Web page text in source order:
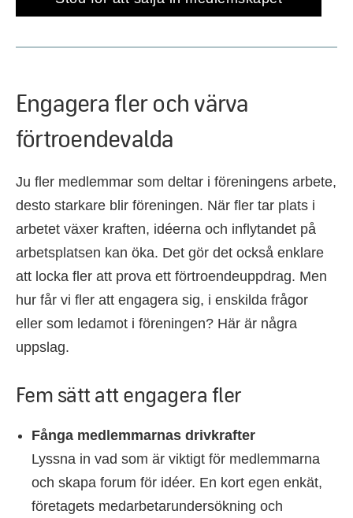
Engagera fler och värva
förtroendevalda
Ju fler medlemmar som deltar i föreningens arbete,
desto starkare blir föreningen. När fler tar plats i
arbetet växer kraften, idéerna och inflytandet på
arbetsplatsen kan öka. Det gör det också enklare
att locka fler att prova ett förtroendeuppdrag. Men
hur får vi fler att engagera sig, i enskilda frågor
eller som ledamot i föreningen? Här är några
uppslag.
Fem sätt att engagera fler
Fånga medlemmarnas drivkrafter
Lyssna in vad som är viktigt för medlemmarna
och skapa forum för idéer. En kort egen enkät,
företagets medarbetarundersökning och